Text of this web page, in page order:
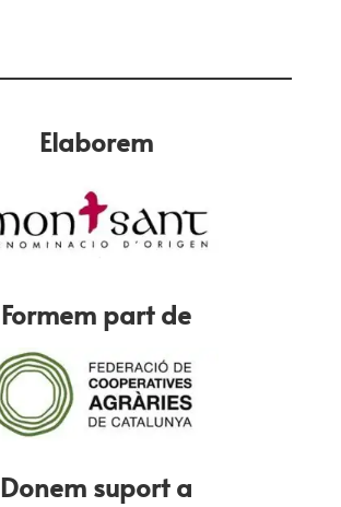
Elaborem
Formem part de
Donem suport a